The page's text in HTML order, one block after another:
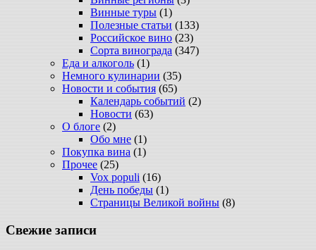
Винные туры (1)
Полезные статьи (133)
Российское вино (23)
Сорта винограда (347)
Еда и алкоголь (1)
Немного кулинарии (35)
Новости и события (65)
Календарь событий (2)
Новости (63)
О блоге (2)
Обо мне (1)
Покупка вина (1)
Прочее (25)
Vox populi (16)
День победы (1)
Страницы Великой войны (8)
Свежие записи